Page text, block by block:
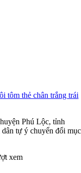
tôm thẻ chân trắng trái
Phú Lộc, tỉnh
tự ý chuyển đổi mục
xem